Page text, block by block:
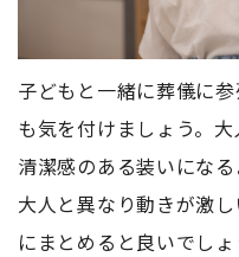
子どもと一緒に葬儀に
も気を付けましょう。
清潔感のある装いにな
大人と異なり動きが激
にまとめると良いでしょ